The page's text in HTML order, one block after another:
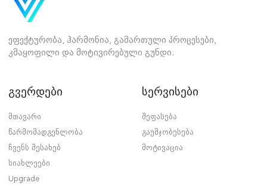
ეფექტურობა, ჰარმონია, გამართული პროცესები,
კმაყოფილი და მოტივირებული გუნდი.
გვერდები
მთავარი
წარმომადგენლობა
ჩვენს შესახებ
სიახლეები
Upgrade
სერვისები
შეფასება
გაუმჯობესება
მოტივაცია